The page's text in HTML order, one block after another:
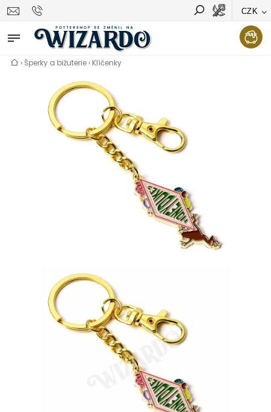
CZK
Vyhledávání Hledat
›Šperky a bižuterie › Klíčenky